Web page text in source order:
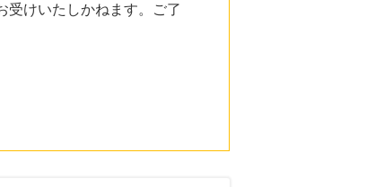
受けいたしかねます。ご了